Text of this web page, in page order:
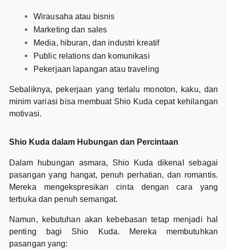
Wirausaha atau bisnis
Marketing dan sales
Media, hiburan, dan industri kreatif
Public relations dan komunikasi
Pekerjaan lapangan atau traveling
Sebaliknya, pekerjaan yang terlalu monoton, kaku, dan
minim variasi bisa membuat Shio Kuda cepat kehilangan
motivasi.
Shio Kuda dalam Hubungan dan Percintaan
Dalam hubungan asmara, Shio Kuda dikenal sebagai
pasangan yang hangat, penuh perhatian, dan romantis.
Mereka mengekspresikan cinta dengan cara yang
terbuka dan penuh semangat.
Namun, kebutuhan akan kebebasan tetap menjadi hal
penting bagi Shio Kuda. Mereka membutuhkan
pasangan yang: